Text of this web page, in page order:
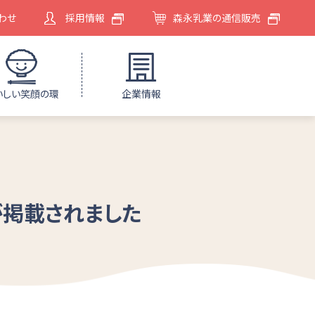
しい笑顔の環 企業情報
せ 採用情報 森永乳業の通信販売
載されました